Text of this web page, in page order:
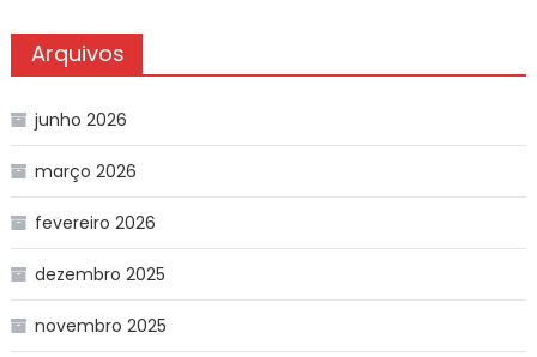
Arquivos
junho 2026
março 2026
fevereiro 2026
dezembro 2025
novembro 2025